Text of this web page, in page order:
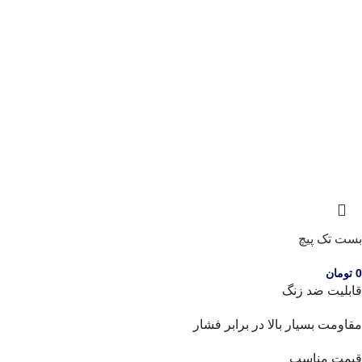
بست تک پیچ
0 تومان
قابلیت ضد زنگ
مقاومت بسیار بالا در برابر فشار
قیمت مناسب